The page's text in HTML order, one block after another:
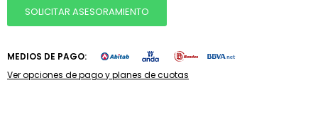
SOLICITAR ASESORAMIENTO
MEDIOS DE PAGO:
Ver opciones de pago y planes de cuotas